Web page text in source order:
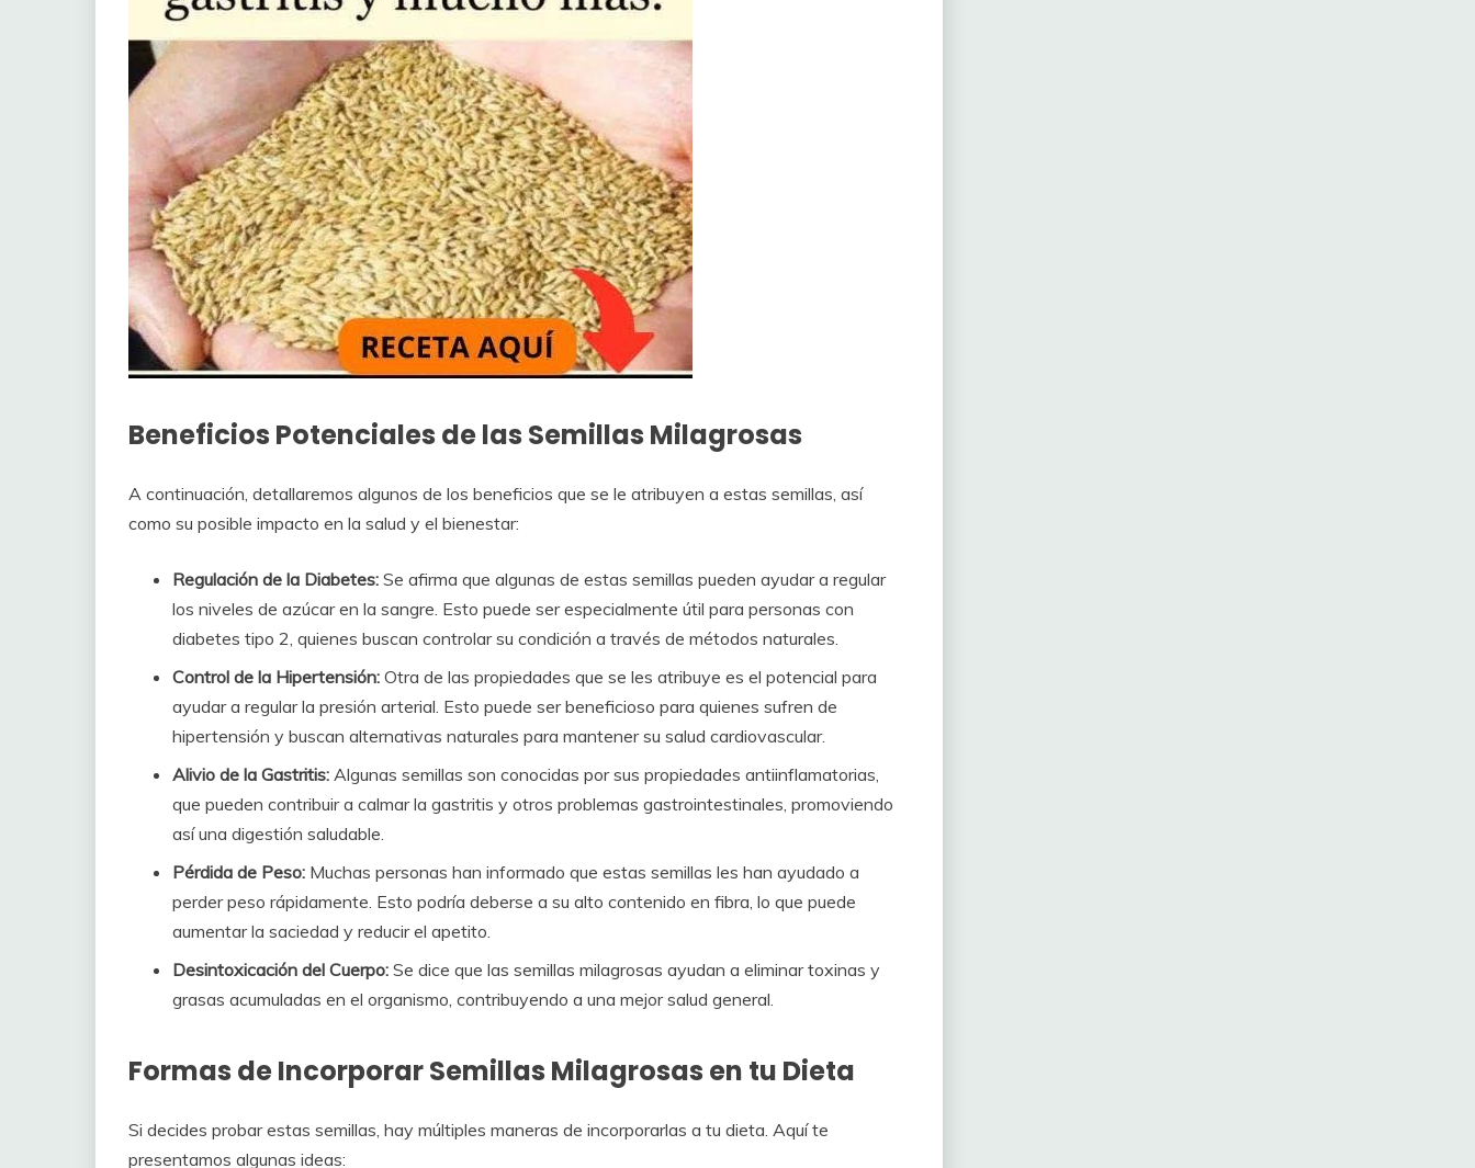
Beneficios Potenciales de las Semillas Milagrosas
A continuación, detallaremos algunos de los beneficios que se le atribuyen a estas semillas, así
como su posible impacto en la salud y el bienestar:
Regulación de la Diabetes: Se afirma que algunas de estas semillas pueden ayudar a regular
los niveles de azúcar en la sangre. Esto puede ser especialmente útil para personas con
diabetes tipo 2, quienes buscan controlar su condición a través de métodos naturales.
Control de la Hipertensión: Otra de las propiedades que se les atribuye es el potencial para
ayudar a regular la presión arterial. Esto puede ser beneficioso para quienes sufren de
hipertensión y buscan alternativas naturales para mantener su salud cardiovascular.
Alivio de la Gastritis: Algunas semillas son conocidas por sus propiedades antiinflamatorias,
que pueden contribuir a calmar la gastritis y otros problemas gastrointestinales, promoviendo
así una digestión saludable.
Pérdida de Peso: Muchas personas han informado que estas semillas les han ayudado a
perder peso rápidamente. Esto podría deberse a su alto contenido en fibra, lo que puede
aumentar la saciedad y reducir el apetito.
Desintoxicación del Cuerpo: Se dice que las semillas milagrosas ayudan a eliminar toxinas y
grasas acumuladas en el organismo, contribuyendo a una mejor salud general.
Formas de Incorporar Semillas Milagrosas en tu Dieta
Si decides probar estas semillas, hay múltiples maneras de incorporarlas a tu dieta. Aquí te
presentamos algunas ideas: